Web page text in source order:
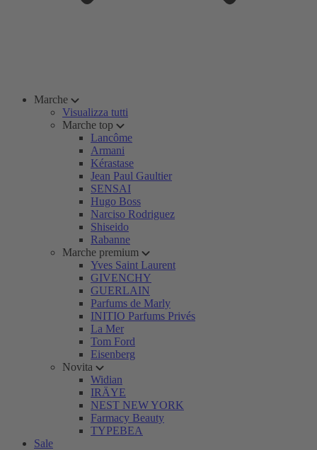
Marche
Visualizza tutti
Marche top
Lancôme
Armani
Kérastase
Jean Paul Gaultier
SENSAI
Hugo Boss
Narciso Rodriguez
Shiseido
Rabanne
Marche premium
Yves Saint Laurent
GIVENCHY
GUERLAIN
Parfums de Marly
INITIO Parfums Privés
La Mer
Tom Ford
Eisenberg
Novita
Widian
IRÄYE
NEST NEW YORK
Farmacy Beauty
TYPEBEA
Sale